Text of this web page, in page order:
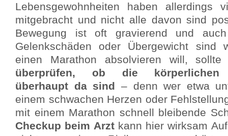
Lebensgewohnheiten haben allerdings
mitgebracht und nicht alle davon sind
Bewegung ist oft gravierend und
Gelenkschäden oder Übergewicht sind
einen Marathon absolvieren will,
überprüfen, ob die körperlichen
überhaupt da sind – denn wer etwa
einem schwachen Herzen oder
mit einem Marathon schnell bleibende
Checkup beim Arztkann hier wirksam